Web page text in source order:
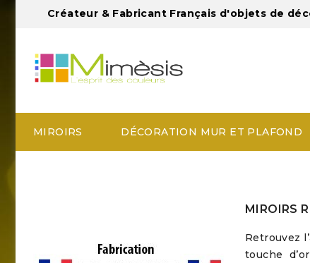
Créateur & Fabricant Français d'objets de
MIROIRS DÉCORATION MUR ET PLAFOND
MIROIRS
Retrouvez
touche